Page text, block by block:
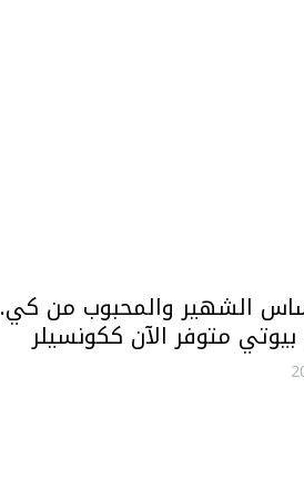
الشهير والمحبوب من كي.
متوفر الآن ككونسيلر